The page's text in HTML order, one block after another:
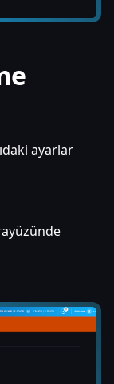
ayarlar